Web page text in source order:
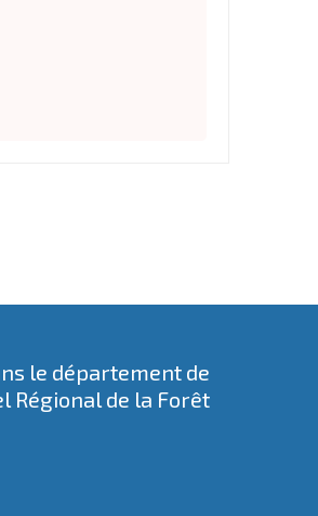
le département de
Régional de la Forêt